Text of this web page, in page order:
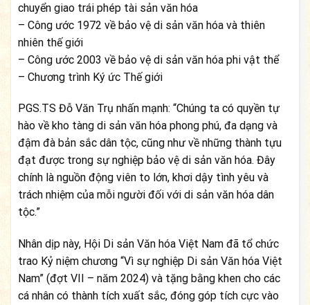
chuyển giao trái phép tài sản văn hóa
– Công ước 1972 về bảo vệ di sản văn hóa và thiên
nhiên thế giới
– Công ước 2003 về bảo vệ di sản văn hóa phi vật thể
– Chương trình Ký ức Thế giới
PGS.TS Đỗ Văn Trụ nhấn mạnh: “Chúng ta có quyền tự
hào về kho tàng di sản văn hóa phong phú, đa dạng và
đậm đà bản sắc dân tộc, cũng như về những thành tựu
đạt được trong sự nghiệp bảo vệ di sản văn hóa. Đây
chính là nguồn động viên to lớn, khơi dậy tình yêu và
trách nhiệm của mỗi người đối với di sản văn hóa dân
tộc.”
Nhân dịp này, Hội Di sản Văn hóa Việt Nam đã tổ chức
trao Kỷ niệm chương “Vì sự nghiệp Di sản Văn hóa Việt
Nam” (đợt VII – năm 2024) và tặng bằng khen cho các
cá nhân có thành tích xuất sắc, đóng góp tích cực vào